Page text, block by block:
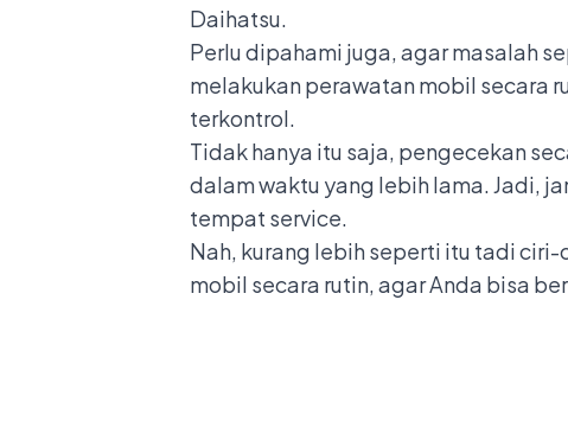
Daihatsu.
Perlu dipahami juga, agar masalah
melakukan perawatan mobil secara
terkontrol.
Tidak hanya itu saja, pengecekan
dalam waktu yang lebih lama. Jadi,
tempat service.
Nah, kurang lebih seperti itu tadi
mobil secara rutin, agar Anda bisa